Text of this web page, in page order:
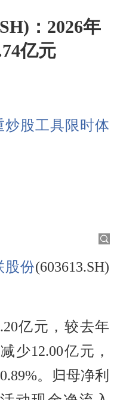
：2026年
亿元
炒股工具限时体
股份(603613.SH)
亿元，较去年
少12.00亿元，
。归母净利